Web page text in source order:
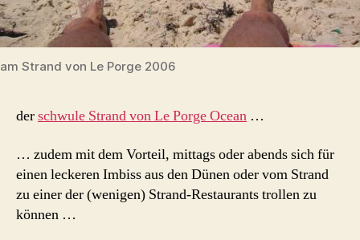
am Strand von Le Porge 2006
derschwule Strand von Le Porge Ocean …
… zudem mit dem Vorteil, mittags oder abends sich für
einen leckeren Imbiss aus den Dünen oder vom Strand
zu einer der (wenigen) Strand-Restaurants trollen zu
können …